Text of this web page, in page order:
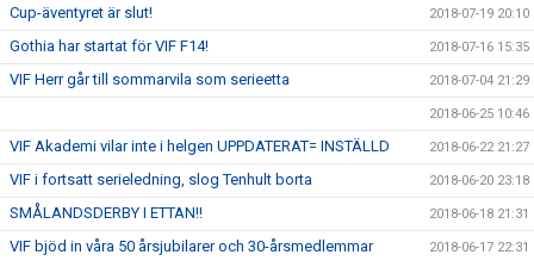
Cup-äventyret är slut! 2018-07-19 20:10
Gothia har startat för VIF F14! 2018-07-16 15:35
VIF Herr går till sommarvila som serieetta 2018-07-04 21:29
2018-06-25 10:46
VIF Akademi vilar inte i helgen UPPDATERAT= INSTÄLLD 2018-06-22 21:27
VIF i fortsatt serieledning, slog Tenhult borta 2018-06-20 23:18
SMÅLANDSDERBY I ETTAN!! 2018-06-18 21:31
VIF bjöd in våra 50 årsjubilarer och 30-årsmedlemmar 2018-06-17 22:31